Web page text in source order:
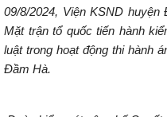
09/8/2024, ViệnKSND huyện
Mặt trận tổ quốctiến hành
luật trong hoạt động thi hành
Đầm Hà.